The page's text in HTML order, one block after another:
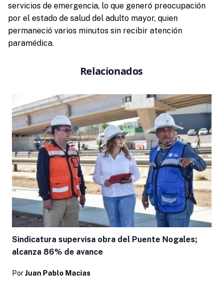
servicios de emergencia, lo que generó preocupación
por el estado de salud del adulto mayor, quien
permaneció varios minutos sin recibir atención
paramédica.
Relacionados
Sindicatura supervisa obra del Puente Nogales;
alcanza 86% de avance
Por Juan Pablo Macias